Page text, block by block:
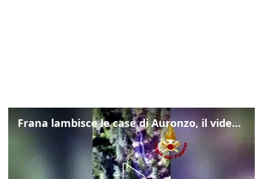
Frana lambisce le case di Auronzo, il video dall'elicottero dei vigili del fuoco